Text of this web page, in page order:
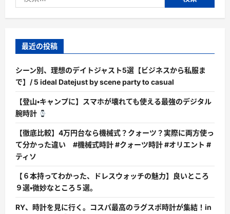
索:
最近の投稿
シーン別、理想のデイトジャスト5選【ビジネスから私服ま
で】/ 5 ideal Datejust by scene party to casual
【登山・キャンプに】スマホが壊れても使える最強のデジタル
腕時計
【徹底比較】4万円台なら機械式？クォーツ？実際に両方使っ
て分かった違い #機械式時計 #クォーツ時計 #オリエント #
ティソ
【６本持ってわかった、ドレスウォッチの魅力】良いところ
９選・微妙なところ５選。
RY、時計を見に行く。コスパ最高のラグスポ時計が集結！in